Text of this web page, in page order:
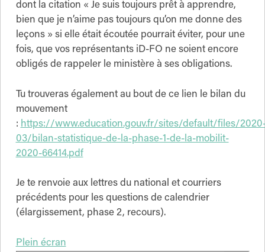
dont la citation « Je suis toujours prêt à apprendre,
bien que je n’aime pas toujours qu’on me donne des
leçons » si elle était écoutée pourrait éviter, pour une
fois, que vos représentants iD-FO ne soient encore
obligés de rappeler le ministère à ses obligations.
Tu trouveras également au bout de ce lien le bilan du
mouvement
: https://www.education.gouv.fr/sites/default/files/
03/bilan-statistique-de-la-phase-1-de-la-mobilit-
2020-66414.pdf
Je te renvoie aux lettres du national et courriers
précédents pour les questions de calendrier
(élargissement, phase 2, recours).
Plein écran